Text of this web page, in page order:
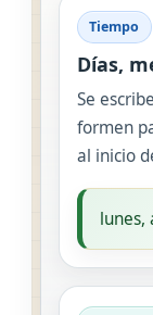
Tiempo
Días,
Se
formen
al inicio
lunes,